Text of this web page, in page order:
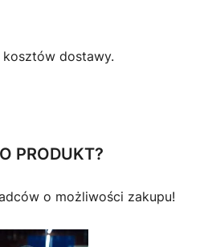
dostawy.
PRODUKT?
o możliwości zakupu!